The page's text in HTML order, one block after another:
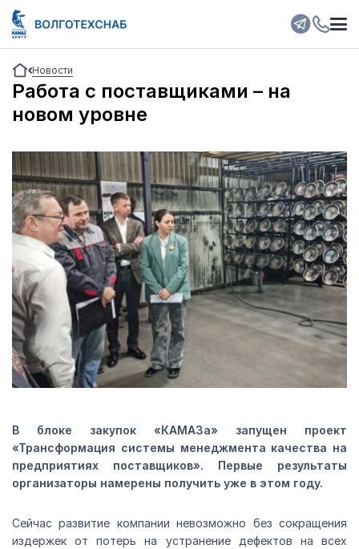
Новости
Работа с поставщиками – на
новом уровне
В блоке закупок «КАМАЗа» запущен проект
«Трансформация системы менеджмента качества на
предприятиях поставщиков». Первые результаты
организаторы намерены получить уже в этом году.
Сейчас развитие компании невозможно без сокращения
издержек от потерь на устранение дефектов на всех